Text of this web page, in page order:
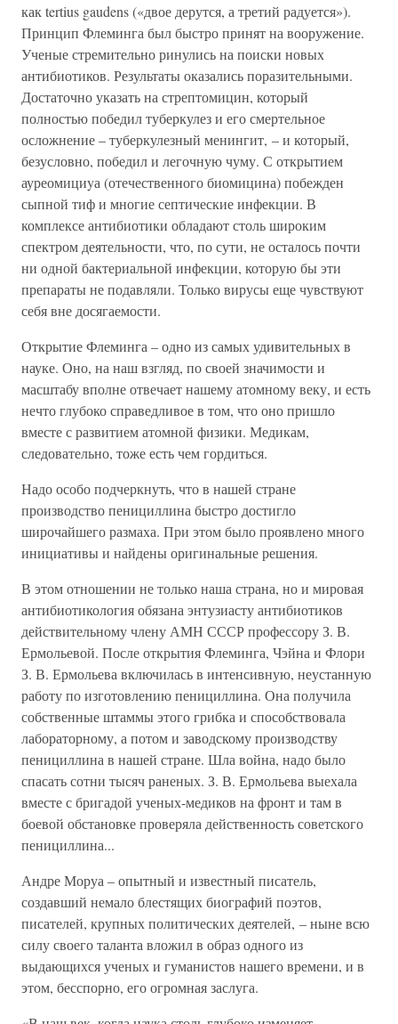
как tertius gaudens («двое дерутся, а третий радуется»).
Принцип Флеминга был быстро принят на вооружение.
Ученые стремительно ринулись на поиски новых
антибиотиков. Результаты оказались поразительными.
Достаточно указать на стрептомицин, который
полностью победил туберкулез и его смертельное
осложнение – туберкулезный менингит, – и который,
безусловно, победил и легочную чуму. С открытием
ауреомициyа (отечественного биомицина) побежден
сыпной тиф и многие септические инфекции. В
комплексе антибиотики обладают столь широким
спектром деятельности, что, по сути, не осталось почти
ни одной бактериальной инфекции, которую бы эти
препараты не подавляли. Только вирусы еще чувствуют
себя вне досягаемости.
Открытие Флеминга – одно из самых удивительных в
науке. Оно, на наш взгляд, по своей значимости и
масштабу вполне отвечает нашему атомному веку, и есть
нечто глубоко справедливое в том, что оно пришло
вместе с развитием атомной физики. Медикам,
следовательно, тоже есть чем гордиться.
Надо особо подчеркнуть, что в нашей стране
производство пенициллина быстро достигло
широчайшего размаха. При этом было проявлено много
инициативы и найдены оригинальные решения.
В этом отношении не только наша страна, но и мировая
антибиотикология обязана энтузиасту антибиотиков
действительному члену АМН СССР профессору З. В.
Ермольевой. После открытия Флеминга, Чэйна и Флори
З. В. Ермольева включилась в интенсивную, неустанную
работу по изготовлению пенициллина. Она получила
собственные штаммы этого грибка и способствовала
лабораторному, а потом и заводскому производству
пенициллина в нашей стране. Шла война, надо было
спасать сотни тысяч раненых. З. В. Ермольева выехала
вместе с бригадой ученых-медиков на фронт и там в
боевой обстановке проверяла действенность советского
пенициллина...
Андре Моруа – опытный и известный писатель,
создавший немало блестящих биографий поэтов,
писателей, крупных политических деятелей, – ныне всю
силу своего таланта вложил в образ одного из
выдающихся ученых и гуманистов нашего времени, и в
этом, бесспорно, его огромная заслуга.